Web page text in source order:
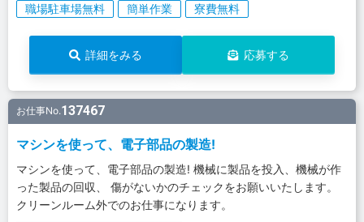
職場駐車場無料
簡単作業 寮費無料
詳細をみる 応募する
お仕事No.137467
マシンを使って、電子部品の製造!
マシンを使って、電子部品の製造! 機械に製品を投入、機械が作
った製品の回収、 傷がないかのチェックをお願いいたします。
クリーンルーム外でのお仕事になります。